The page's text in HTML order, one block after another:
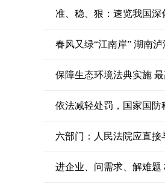
准、稳、狠：速览我国
春风又绿“江南岸” 湖南
保障生态环境法典实施
依法减轻处罚，国家国
六部门：人民法院应直
进企业、问需求、解难